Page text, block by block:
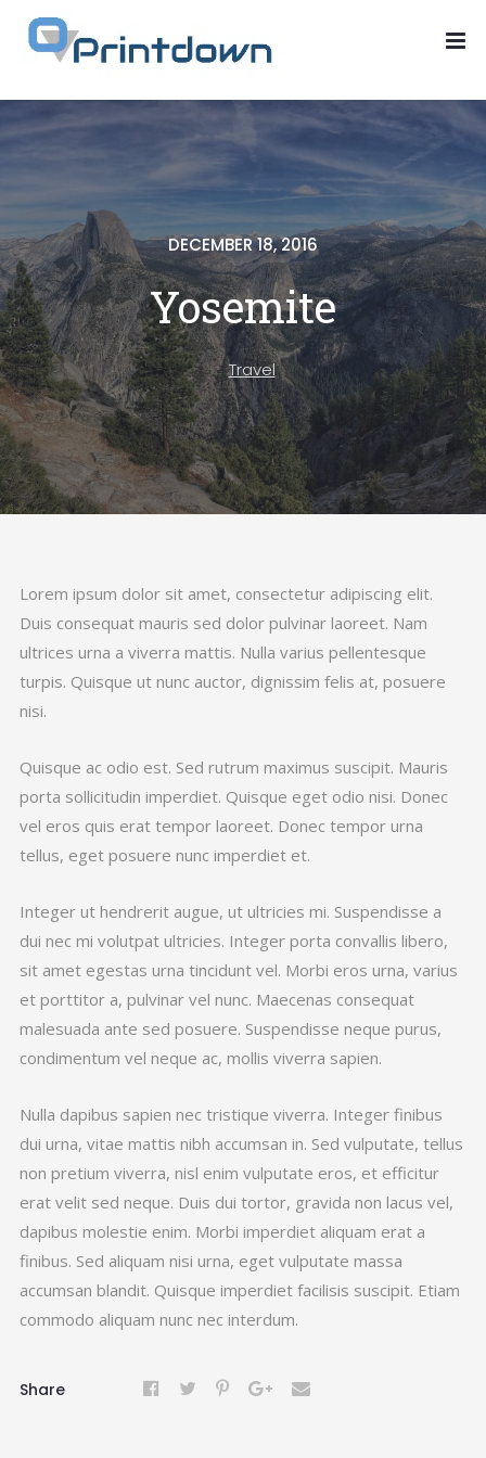
DECEMBER 18, 2016
Yosemite
Travel
Lorem ipsum dolor sit amet, consectetur adipiscing elit.
Duis consequat mauris sed dolor pulvinar laoreet. Nam
ultrices urna a viverra mattis. Nulla varius pellentesque
turpis. Quisque ut nunc auctor, dignissim felis at, posuere
nisi.
Quisque ac odio est. Sed rutrum maximus suscipit. Mauris
porta sollicitudin imperdiet. Quisque eget odio nisi. Donec
vel eros quis erat tempor laoreet. Donec tempor urna
tellus, eget posuere nunc imperdiet et.
Integer ut hendrerit augue, ut ultricies mi. Suspendisse a
dui nec mi volutpat ultricies. Integer porta convallis libero,
sit amet egestas urna tincidunt vel. Morbi eros urna, varius
et porttitor a, pulvinar vel nunc. Maecenas consequat
malesuada ante sed posuere. Suspendisse neque purus,
condimentum vel neque ac, mollis viverra sapien.
Nulla dapibus sapien nec tristique viverra. Integer finibus
dui urna, vitae mattis nibh accumsan in. Sed vulputate, tellus
non pretium viverra, nisl enim vulputate eros, et efficitur
erat velit sed neque. Duis dui tortor, gravida non lacus vel,
dapibus molestie enim. Morbi imperdiet aliquam erat a
finibus. Sed aliquam nisi urna, eget vulputate massa
accumsan blandit. Quisque imperdiet facilisis suscipit. Etiam
commodo aliquam nunc nec interdum.
Share